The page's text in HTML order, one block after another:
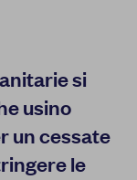
si
usino
un cessate
le